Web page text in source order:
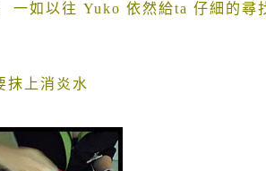
一如以往 Yuko 依然給ta 仔細的尋
抹上消炎水